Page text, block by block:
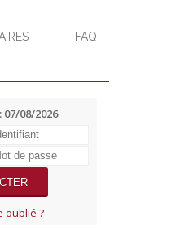
FAQ
08/2026
oublié ?